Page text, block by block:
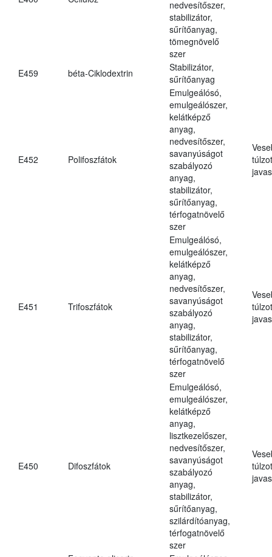
nedvesítőszer,
stabilizátor,
sűrítőanyag,
tömegnövelő
szer
E459
béta-Ciklodextrin
Stabilizátor,
sűrítőanyag
E452 Polifoszfátok
Emulgeálósó,
emulgeálószer,
kelátképző
anyag,
nedvesítőszer,
savanyúságot
szabályozó
anyag,
stabilizátor,
sűrítőanyag,
térfogatnövelő
szer
E451 Trifoszfátok
Emulgeálósó,
emulgeálószer,
kelátképző
anyag,
nedvesítőszer,
savanyúságot
szabályozó
anyag,
stabilizátor,
sűrítőanyag,
térfogatnövelő
szer
E450 Difoszfátok
Emulgeálósó,
emulgeálószer,
kelátképző
anyag,
lisztkezelőszer,
nedvesítőszer,
savanyúságot
szabályozó
anyag,
stabilizátor,
sűrítőanyag,
szilárdítóanyag,
térfogatnövelő
szer